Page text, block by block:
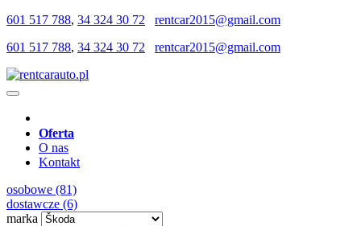
601 517 788, 34 324 30 72
rentcar2015@gmail.com
601 517 788, 34 324 30 72 rentcar2015@gmail.com
Oferta
O nas
Kontakt
osobowe (81)
dostawcze (6)
marka